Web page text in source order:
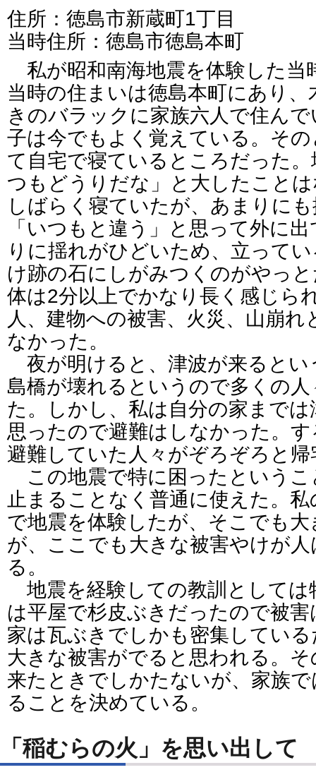
住所：徳島市新蔵町1丁目
当時住所：徳島市徳島本町
私が昭和南海地震を体験した当
当時の住まいは徳島本町にあり
きのバラックに家族六人で住ん
子は今でもよく覚えている。そ
て自宅で寝ているところだった
つもどうりだな」と大したこと
しばらく寝ていたが、あまりに
「いつもと違う」と思って外に
りに揺れがひどいため、立って
け跡の石にしがみつくのがやっ
体は2分以上でかなり長く感じら
人、建物への被害、火災、山崩
なかった。
夜が明けると、津波が来るとい
島橋が壊れるというので多くの
た。しかし、私は自分の家まで
思ったので避難はしなかった。
避難していた人々がぞろぞろと
この地震で特に困ったというこ
止まることなく普通に使えた。
で地震を体験したが、そこでも
が、ここでも大きな被害やけが
る。
地震を経験しての教訓としては
は平屋で杉皮ぶきだったので被
家は瓦ぶきでしかも密集してい
大きな被害がでると思われる。
来たときでしかたないが、家族
ることを決めている。
「稲むらの火」を思い出して